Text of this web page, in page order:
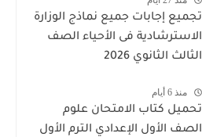
تجميع إجابات جميع نماذج الوزارة
الاسترشادية فى الأحياء الصف
الثالث الثانوي 2026
منذ 6 أيام
تحميل كتاب الامتحان علوم
الصف الأول الإعدادي الترم الأول